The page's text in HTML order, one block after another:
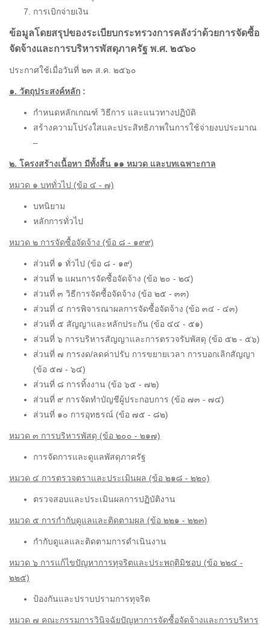
การเบิกจ่ายเงิน
ข้อมูลโดยสรุปของระเบียบกระทรวงการคลังว่าด้วยการจัดซื้อ
จัดจ้างและการบริหารพัสดุภาครัฐ พ.ศ. ๒๕๖๐
ประกาศใช้เมื่อวันที่ ๒๓ ส.ค. ๒๕๖๐
๑. วัตถุประสงค์หลัก :
กำหนดหลักเกณฑ์ วิธีการ และแนวทางปฏิบัติ
สร้างความโปร่งใสและประสิทธิภาพในการใช้จ่ายงบประมาณ
–
๒. โครงสร้างเนื้อหา มีทั้งสิ้น ๑๑ หมวด และบทเฉพาะกาล
หมวด ๑ บททั่วไป (ข้อ ๔ - ๗)
บทนิยาม
หลักการทั่วไป
หมวด ๒ การจัดซื้อจัดจ้าง (ข้อ ๘ - ๑๙๙)
ส่วนที่ ๑ ทั่วไป (ข้อ ๘ - ๑๙)
ส่วนที่ ๒ แผนการจัดซื้อจัดจ้าง (ข้อ ๒๐ - ๒๔)
ส่วนที่ ๓ วิธีการจัดซื้อจัดจ้าง (ข้อ ๒๕ - ๓๓)
ส่วนที่ ๔ การพิจารณาผลการจัดซื้อจัดจ้าง (ข้อ ๓๔ - ๔๓)
ส่วนที่ ๕ สัญญาและหลักประกัน (ข้อ ๔๔ - ๕๑)
ส่วนที่ ๖ การบริหารสัญญาและการตรวจรับพัสดุ (ข้อ ๕๒ - ๕๖)
ส่วนที่ ๗ การงด/ลดค่าปรับ การขยายเวลา การบอกเลิกสัญญา
(ข้อ ๕๗ - ๖๔)
ส่วนที่ ๘ การทิ้งงาน (ข้อ ๖๕ - ๗๒)
ส่วนที่ ๙ การจัดทำบัญชีผู้ประกอบการ (ข้อ ๗๓ - ๗๔)
ส่วนที่ ๑๐ การอุทธรณ์ (ข้อ ๗๕ - ๘๒)
หมวด ๓ การบริหารพัสดุ (ข้อ ๒๐๐ - ๒๑๗)
การจัดการและดูแลพัสดุภาครัฐ
หมวด ๔ การตรวจตราและประเมินผล (ข้อ ๒๑๘ - ๒๒๐)
ตรวจสอบและประเมินผลการปฏิบัติงาน
หมวด ๕ การกำกับดูแลและติดตามผล (ข้อ ๒๒๑ - ๒๒๓)
กำกับดูแลและติดตามการดำเนินงาน
หมวด ๖ การแก้ไขปัญหาการทุจริตและประพฤติมิชอบ (ข้อ ๒๒๔ -
๒๒๕)
ป้องกันและปราบปรามการทุจริต
หมวด ๗ คณะกรรมการวินิจฉัยปัญหาการจัดซื้อจัดจ้างและการบริหาร